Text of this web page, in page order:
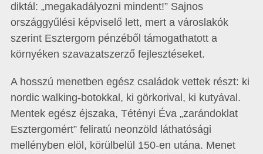
diktál: „megakadályozni mindent!” Sajnos
országgyűlési képviselő lett, mert a városlakók
szerint Esztergom pénzéből támogathatott a
környéken szavazatszerző fejlesztéseket.
A hosszú menetben egész családok vettek részt: ki
nordic walking-botokkal, ki görkorival, ki kutyával.
Mentek egész éjszaka, Tétényi Éva „zarándoklat
Esztergomért” feliratú neonzöld láthatósági
mellényben elöl, körülbelül 150-en utána. Menet